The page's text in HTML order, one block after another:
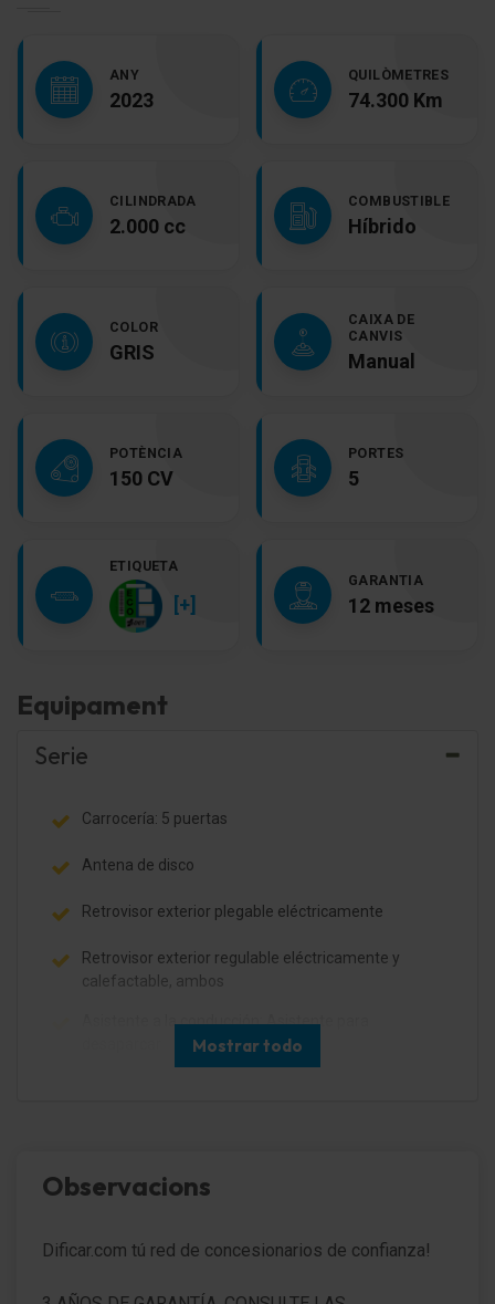
ANY
2023
QUILÒMETRES
74.300 Km
CILINDRADA
2.000 cc
COMBUSTIBLE
Híbrido
COLOR
GRIS
CAIXA DE
CANVIS
Manual
POTÈNCIA
150 CV
PORTES
5
ETIQUETA
[+]
GARANTIA
12 meses
Equipament
Serie
Carrocería: 5 puertas
Antena de disco
Retrovisor exterior plegable eléctricamente
Retrovisor exterior regulable eléctricamente y
calefactable, ambos
Asistente a la conducción: Asistente para
Faro LED
Regulación del alcance de las luces autom
Mostrar todo
Observacions
Dificar.com tú red de concesionarios de confianza!